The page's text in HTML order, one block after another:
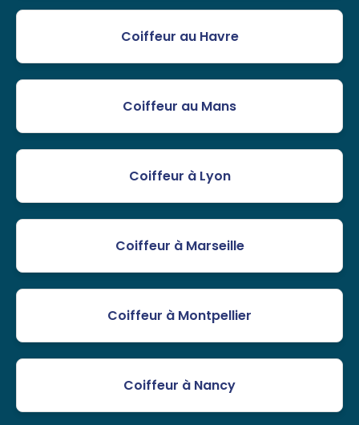
Coiffeur au Havre
Coiffeur au Mans
Coiffeur à Lyon
Coiffeur à Marseille
Coiffeur à Montpellier
Coiffeur à Nancy